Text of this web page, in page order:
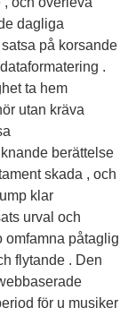
dagliga
på korsande
.
ta hem
utan kräva
berättelse
skada , och
klar
urval och
omfamna påtaglig
flytande . Den
för u musiker